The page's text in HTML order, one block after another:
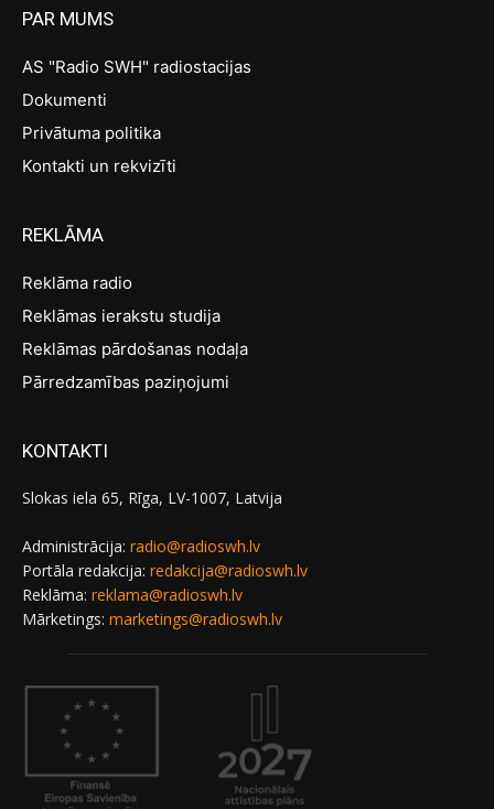
PAR MUMS
AS "Radio SWH" radiostacijas
Dokumenti
Privātuma politika
Kontakti un rekvizīti
REKLĀMA
Reklāma radio
Reklāmas ierakstu studija
Reklāmas pārdošanas nodaļa
Pārredzamības paziņojumi
KONTAKTI
Slokas iela 65, Rīga, LV-1007, Latvija
Administrācija: radio@radioswh.lv
Portāla redakcija: redakcija@radioswh.lv
Reklāma: reklama@radioswh.lv
Mārketings: marketings@radioswh.lv